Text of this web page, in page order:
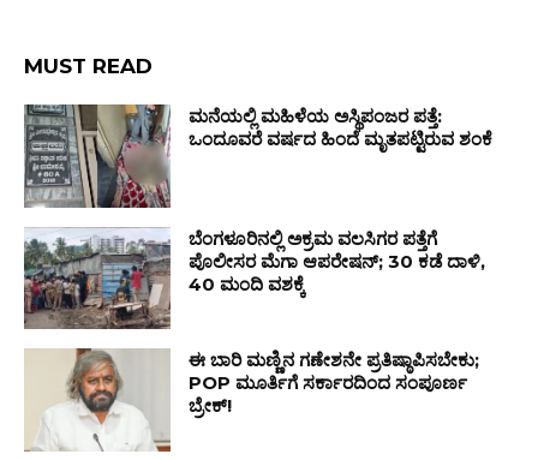
MUST READ
ಮನೆಯಲ್ಲಿ ಮಹಿಳೆಯ ಅಸ್ಥಿಪಂಜರ ಪತ್ತೆ:
ಒಂದೂವರೆ ವರ್ಷದ ಹಿಂದೆ ಮೃತಪಟ್ಟಿರುವ ಶಂಕೆ
ಬೆಂಗಳೂರಿನಲ್ಲಿ ಅಕ್ರಮ ವಲಸಿಗರ ಪತ್ತೆಗೆ
ಪೊಲೀಸರ ಮೆಗಾ ಆಪರೇಷನ್; 30 ಕಡೆ ದಾಳಿ,
40 ಮಂದಿ ವಶಕ್ಕೆ
ಈ ಬಾರಿ ಮಣ್ಣಿನ ಗಣೇಶನೇ ಪ್ರತಿಷ್ಠಾಪಿಸಬೇಕು;
POP ಮೂರ್ತಿಗೆ ಸರ್ಕಾರದಿಂದ ಸಂಪೂರ್ಣ
ಬ್ರೇಕ್!